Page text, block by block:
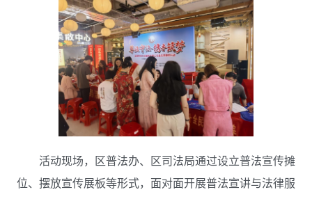
活动现场，区普法办、区司法局通过设立普法宣传摊
位、摆放宣传展板等形式，面对面开展普法宣讲与法律服